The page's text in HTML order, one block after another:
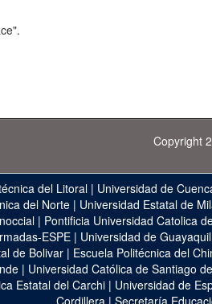
Copyright
del Litoral | Universidad de
del Norte| Universidad Estatal de
| Pontificia Universidad Catolica
ESPE | Universidad de Guayaquil
de Bolivar| Escuela Politécnica del
| Universidad Católica de Santiago
Estatal del Carchi | Universidad de
Cordillera| Secretaría